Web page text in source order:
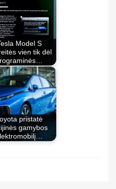
Model S
vien tik dėl
pristatė
gamybos